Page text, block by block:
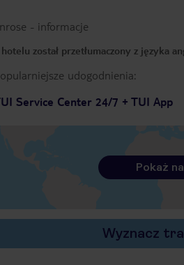
- informacje
został przetłumaczony z języka
udogodnienia:
Service Center 24/7 + TUI App
Pokaż
Wyznacz